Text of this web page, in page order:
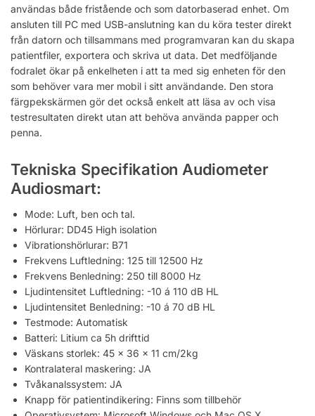
användas både fristående och som datorbaserad enhet. Om
ansluten till PC med USB-anslutning kan du köra tester direkt
från datorn och tillsammans med programvaran kan du skapa
patientfiler, exportera och skriva ut data. Det medföljande
fodralet ökar på enkelheten i att ta med sig enheten för den
som behöver vara mer mobil i sitt användande. Den stora
färgpekskärmen gör det också enkelt att läsa av och visa
testresultaten direkt utan att behöva använda papper och
penna.
Tekniska Specifikation Audiometer
Audiosmart:
Mode: Luft, ben och tal.
Hörlurar: DD45 High isolation
Vibrationshörlurar: B71
Frekvens Luftledning: 125 till 12500 Hz
Frekvens Benledning: 250 till 8000 Hz
Ljudintensitet Luftledning: -10 á 110 dB HL
Ljudintensitet Benledning: -10 á 70 dB HL
Testmode: Automatisk
Batteri: Litium ca 5h drifttid
Väskans storlek: 45 x 36 x 11 cm/2kg
Kontralateral maskering: JA
Tvåkanalssystem: JA
Knapp för patientindikering: Finns som tillbehör